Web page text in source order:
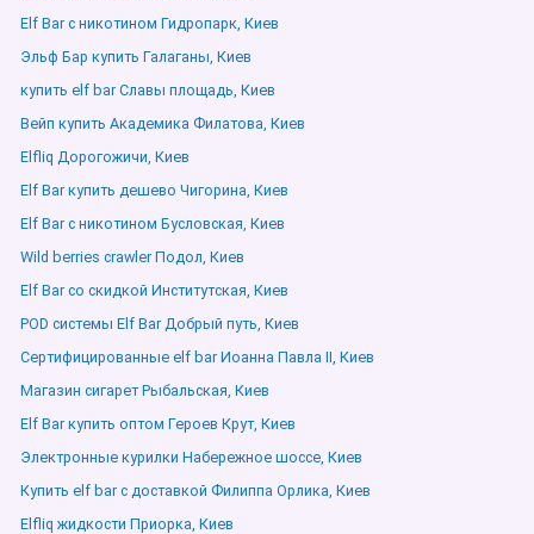
Elf Bar с никотином Гидропарк, Киев
Эльф Бар купить Галаганы, Киев
купить elf bar Славы площадь, Киев
Вейп купить Академика Филатова, Киев
Elfliq Дорогожичи, Киев
Elf Bar купить дешево Чигорина, Киев
Elf Bar с никотином Бусловская, Киев
Wild berries crawler Подол, Киев
Elf Bar со скидкой Институтская, Киев
POD системы Elf Bar Добрый путь, Киев
Сертифицированные elf bar Иоанна Павла ІІ, Киев
Магазин сигарет Рыбальская, Киев
Elf Bar купить оптом Героев Крут, Киев
Электронные курилки Набережное шоссе, Киев
Купить elf bar с доставкой Филиппа Орлика, Киев
Elfliq жидкости Приорка, Киев